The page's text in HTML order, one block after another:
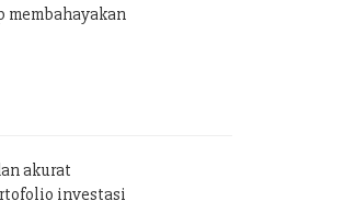
membahayakan
akurat
investasi